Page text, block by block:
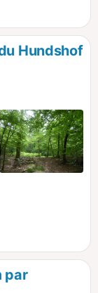
Hundshof
par